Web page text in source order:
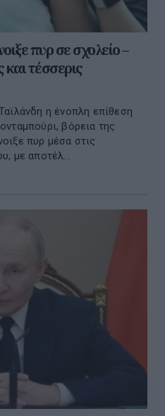
πυρ σε σχολείο –
τέσσερις
η ένοπλη επίθεση
βόρεια της
πυρ μέσα στις
με αποτέλ...